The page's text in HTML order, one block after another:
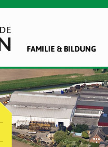
FAMILIE & BILDUNG